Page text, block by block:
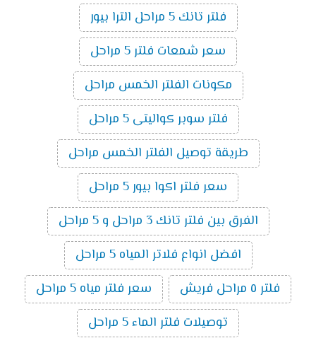
فلتر تانك 5 مراحل الترا بيور
سعر شمعات فلتر 5 مراحل
مكونات الفلتر الخمس مراحل
فلتر سوبر كواليتى 5 مراحل
طريقة توصيل الفلتر الخمس مراحل
سعر فلتر اكوا بيور 5 مراحل
الفرق بين فلتر تانك 3 مراحل و 5 مراحل
افضل انواع فلاتر المياه 5 مراحل
فلتر ٥ مراحل فريش
سعر فلتر مياه 5 مراحل
توصيلات فلتر الماء 5 مراحل